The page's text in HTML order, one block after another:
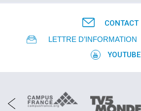
CONTACT
LETTRE D’INFORMATION
YOUTUBE